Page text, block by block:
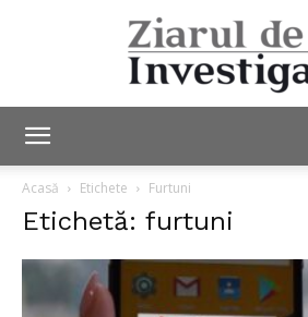
Acasă Etichete Furtuni
Etichetă: furtuni